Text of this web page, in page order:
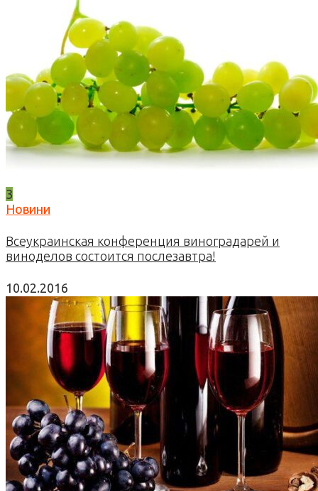
3
Новини
Всеукраинская конференция виноградарей и
виноделов состоится послезавтра!
10.02.2016